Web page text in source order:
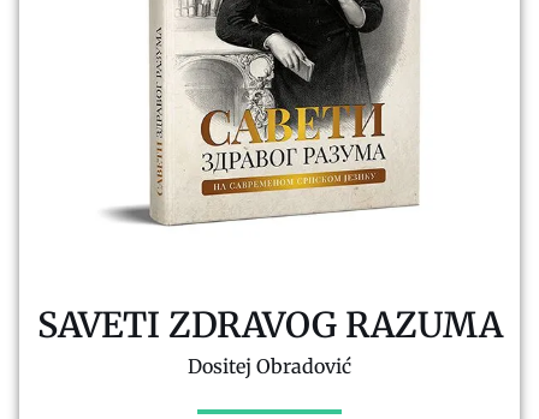
SAVETI ZDRAVOG RAZUMA
Dositej Obradović